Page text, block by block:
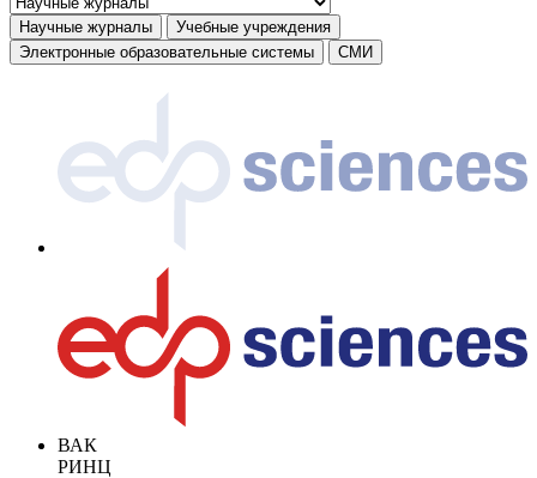
Научные журналы
Учебные учреждения
Электронные образовательные системы
СМИ
ВАК
РИНЦ